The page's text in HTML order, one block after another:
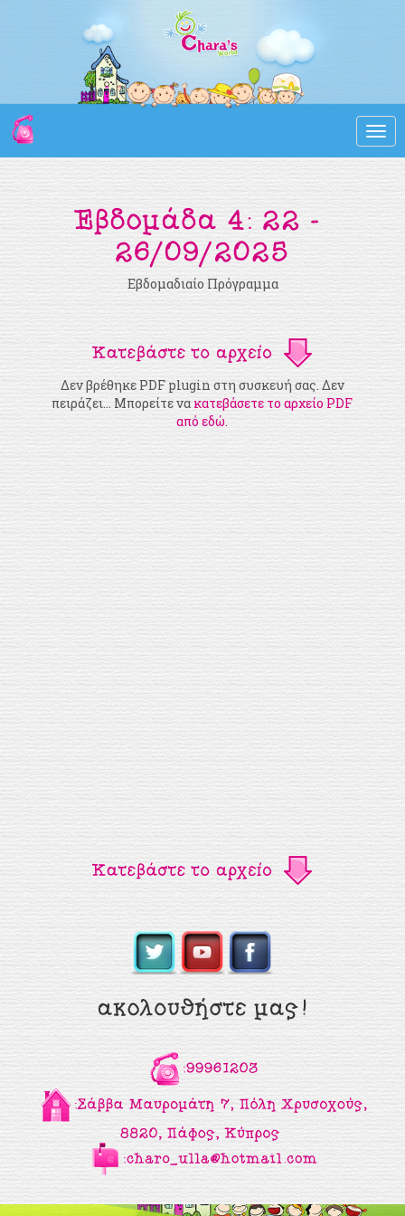
Εβδομαδιαίο Πρόγραμμα
Δεν βρέθηκε PDF plugin στη συσκευή σας. Δεν
πειράζει... Μπορείτε να κατεβάσετε το αρχείο PDF
από εδώ.